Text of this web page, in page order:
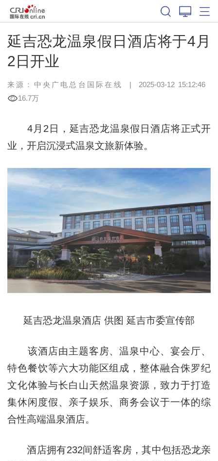
延吉恐龙温泉假日酒店将于4月
2日开业
来源：中央广电总台国际在线 | 2025-03-12 15:12:46
16.7万
4月2日，延吉恐龙温泉假日酒店将正式开
业，开启沉浸式温泉文旅新体验。
延吉恐龙温泉酒店 供图 延吉市委宣传部
该酒店由主题客房、温泉中心、宴会厅、
特色餐饮等六大功能区组成，整体融合侏罗纪
文化体验与长白山天然温泉资源，致力于打造
集休闲度假、亲子娱乐、商务会议于一体的综
合性高端温泉酒店。
酒店拥有232间舒适客房，其中包括恐龙亲